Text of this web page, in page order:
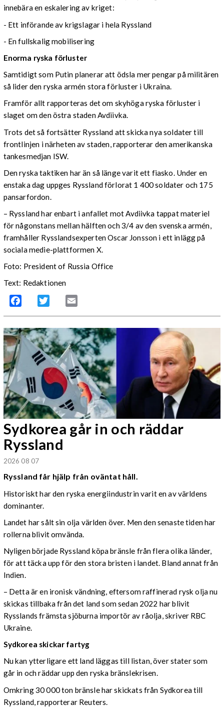
innebära en eskalering av kriget:
- Ett införande av krigslagar i hela Ryssland
- En fullskalig mobilisering
Enorma ryska förluster
Samtidigt som Putin planerar att ödsla mer pengar på militären
så lider den ryska armén stora förluster i Ukraina.
Framför allt rapporteras det om skyhöga ryska förluster i
slaget om den östra staden Avdiivka.
Trots det så fortsätter Ryssland att skicka nya soldater till
frontlinjen i närheten av staden, rapporterar den amerikanska
tankesmedjan ISW.
Den ryska taktiken har än så länge varit ett fiasko. Under en
enstaka dag uppges Ryssland förlorat 1 400 soldater och 175
pansarfordon.
– Ryssland har enbart i anfallet mot Avdiivka tappat materiel
för någonstans mellan hälften och 3/4 av den svenska armén,
framhåller Rysslandsexperten Oscar Jonsson i ett inlägg på
sociala medie-plattformen X.
Foto: President of Russia Office
Text: Redaktionen
Facebook Twitter
Sydkorea går in och räddar
Ryssland
2026 08 07
Ryssland får hjälp från oväntat håll.
Historiskt har den ryska energiindustrin varit en av världens
dominanter.
Landet har sålt sin olja världen över. Men den senaste tiden har
rollerna blivit omvända.
Nyligen började Ryssland köpa bränsle från flera olika länder,
för att täcka upp för den stora bristen i landet. Bland annat från
Indien.
– Detta är en ironisk vändning, eftersom raffinerad rysk olja nu
skickas tillbaka från det land som sedan 2022 har blivit
Rysslands främsta sjöburna importör av råolja, skriver RBC
Ukraine.
Sydkorea skickar fartyg
Nu kan ytterligare ett land läggas till listan, över stater som
går in och räddar upp den ryska bränslekrisen.
Omkring 30 000 ton bränsle har skickats från Sydkorea till
Ryssland, rapporterar Reuters.